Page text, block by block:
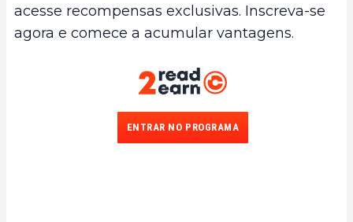
acesse recompensas exclusivas. Inscreva-se
agora e comece a acumular vantagens.
ENTRAR NO PROGRAMA